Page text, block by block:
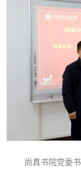
尚真书院党委